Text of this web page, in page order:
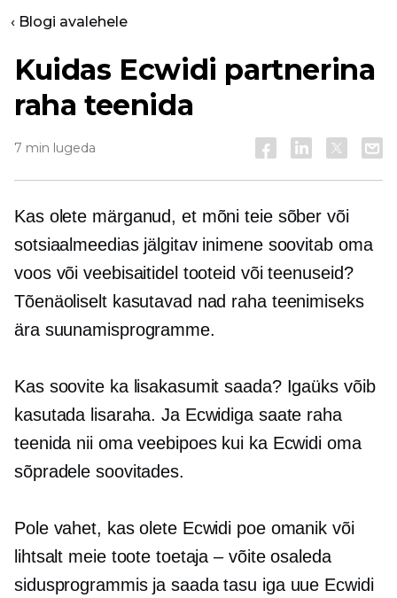
‹ Blogi avalehele
Kuidas Ecwidi partnerina
raha teenida
7 min lugeda
Kas olete märganud, et mõni teie sõber või
sotsiaalmeedias jälgitav inimene soovitab oma
voos või veebisaitidel tooteid või teenuseid?
Tõenäoliselt kasutavad nad raha teenimiseks
ära suunamisprogramme.
Kas soovite ka lisakasumit saada? Igaüks võib
kasutada lisaraha. Ja Ecwidiga saate raha
teenida nii oma veebipoes kui ka Ecwidi oma
sõpradele soovitades.
Pole vahet, kas olete Ecwidi poe omanik või
lihtsalt meie toote toetaja – võite osaleda
sidusprogrammis ja saada tasu iga uue Ecwidi